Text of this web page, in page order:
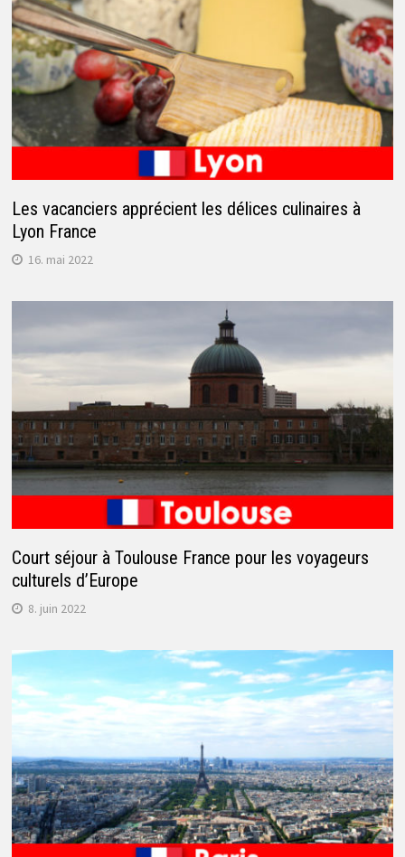
Les vacanciers apprécient les délices culinaires à
Lyon France
16. mai 2022
Court séjour à Toulouse France pour les voyageurs
culturels d’Europe
8. juin 2022